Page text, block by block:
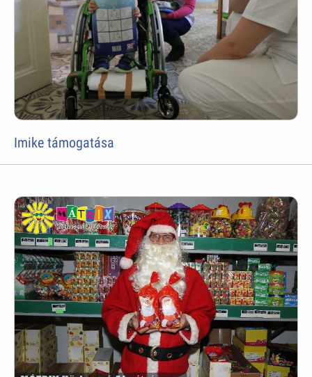
Imike támogatása